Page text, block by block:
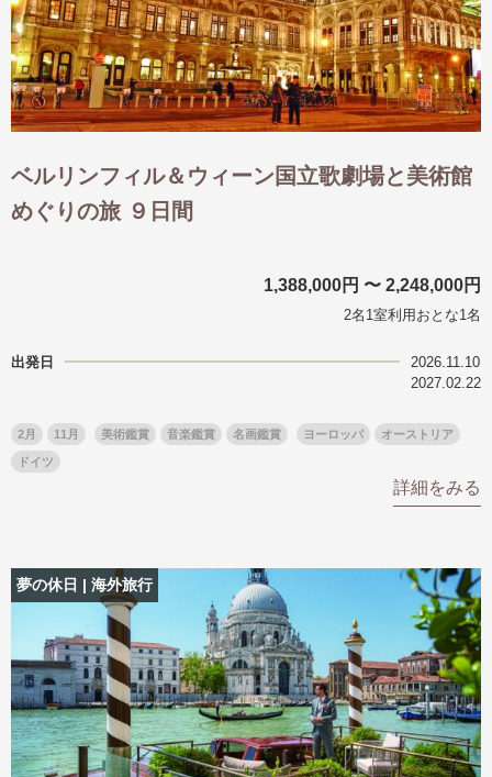
ベルリンフィル＆ウィーン国立歌劇場と美術館
めぐりの旅 ９日間
1,388,000円 〜 2,248,000円
2名1室利用おとな1名
出発日
2026.11.10
2027.02.22
2月 11月 美術鑑賞 音楽鑑賞 名画鑑賞 ヨーロッパ オーストリア
ドイツ
詳細をみる
夢の休日 | 海外旅行